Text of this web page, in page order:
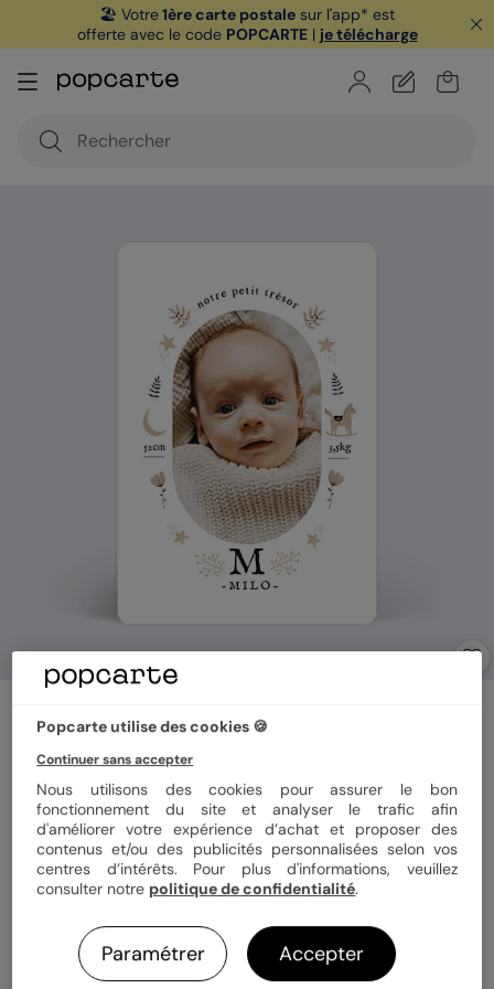
🏖️ Votre1ère carte postale sur l'app* est
offerte avec le code POPCARTE| je télécharge
Magnet Jouets terracotta
Format Magnet 10x15 cm
Quantité Échantillon personnalisé
Popcarte utilise des cookies 🍪
Continuer sans accepter
Nous utilisons des cookies pour assurer le bon
fonctionnement du site et analyser le trafic afin
d'améliorer votre expérience d’achat et proposer des
contenus et/ou des publicités personnalisées selon vos
centres d’intérêts. Pour plus d'informations, veuillez
consulter notre politique de confidentialité.
Paramétrer Accepter